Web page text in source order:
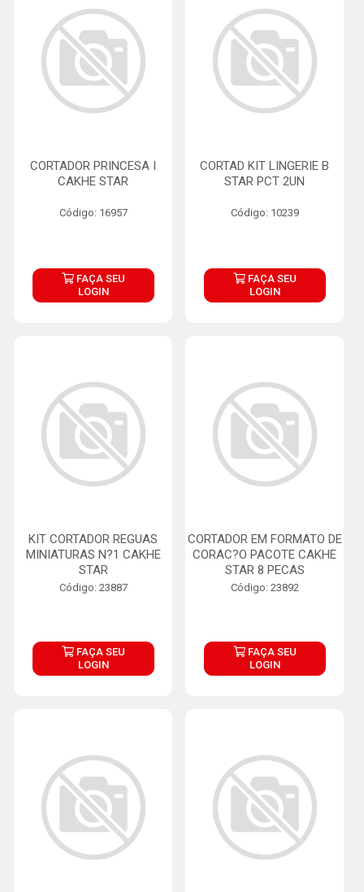
CORTADOR PRINCESA I
CAKHE STAR
Código: 16957
FAÇA SEU
LOGIN
CORTAD KIT LINGERIE B
STAR PCT 2UN
Código: 10239
FAÇA SEU
LOGIN
KIT CORTADOR REGUAS
MINIATURAS N?1 CAKHE
STAR
Código: 23887
FAÇA SEU
LOGIN
CORTADOR EM FORMATO DE
CORAC?O PACOTE CAKHE
STAR 8 PECAS
Código: 23892
FAÇA SEU
LOGIN